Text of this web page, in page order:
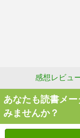
感想レビュ
あなたも読書メ
みませんか？